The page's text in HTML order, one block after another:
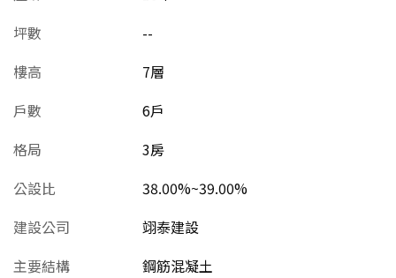
坪數
--
樓高
7層
戶數
6戶
格局
3房
公設比
38.00%~39.00%
建設公司
翊泰建設
主要結構
鋼筋混凝土